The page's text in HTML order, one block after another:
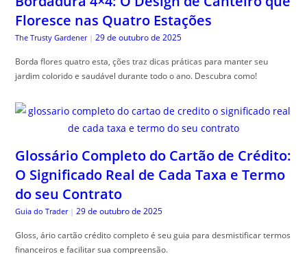
Floresce nas Quatro Estações
The Trusty Gardener | 29 de outubro de 2025
Borda flores quatro esta, ções traz dicas práticas para manter seu
jardim colorido e saudável durante todo o ano. Descubra como!
Glossário Completo do Cartão de Crédito:
O Significado Real de Cada Taxa e Termo
do seu Contrato
Guia do Trader | 29 de outubro de 2025
Gloss, ário cartão crédito completo é seu guia para desmistificar termos
financeiros e facilitar sua compreensão.